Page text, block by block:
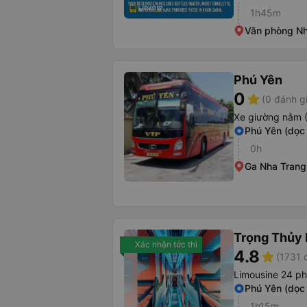
1h45m
Văn phòng
Phú Yên
0star (0 đánh
Xe giường nằm
Phú Yên (dọc
0h
Ga Nha Trang
Xác nhận tức thì Trọng Thủy
4.8star (1731
Limousine 24
Phú Yên (dọc